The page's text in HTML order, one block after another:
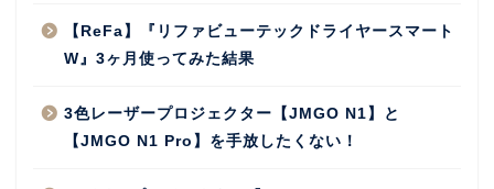
【ReFa】『リファビューテックドライヤースマート
W』3ヶ月使ってみた結果
3色レーザープロジェクター【JMGO N1】と
【JMGO N1 Pro】を手放したくない！